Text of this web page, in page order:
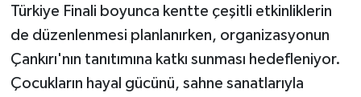
Türkiye Finali boyunca kentte çeşitli etkinliklerin
de düzenlenmesi planlanırken, organizasyonun
Çankırı'nın tanıtımına katkı sunması hedefleniyor.
Çocukların hayal gücünü, sahne sanatlarıyla